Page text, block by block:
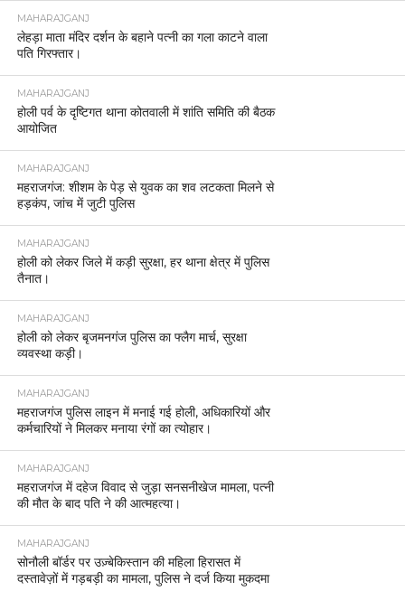
MAHARAJGANJ
लेहड़ा माता मंदिर दर्शन के बहाने पत्नी का गला काटने वाला
पति गिरफ्तार।
MAHARAJGANJ
होली पर्व के दृष्टिगत थाना कोतवाली में शांति समिति की बैठक
आयोजित
MAHARAJGANJ
महराजगंज: शीशम के पेड़ से युवक का शव लटकता मिलने से
हड़कंप, जांच में जुटी पुलिस
MAHARAJGANJ
होली को लेकर जिले में कड़ी सुरक्षा, हर थाना क्षेत्र में पुलिस
तैनात।
MAHARAJGANJ
होली को लेकर बृजमनगंज पुलिस का फ्लैग मार्च, सुरक्षा
व्यवस्था कड़ी।
MAHARAJGANJ
महराजगंज पुलिस लाइन में मनाई गई होली, अधिकारियों और
कर्मचारियों ने मिलकर मनाया रंगों का त्योहार।
MAHARAJGANJ
महराजगंज में दहेज विवाद से जुड़ा सनसनीखेज मामला, पत्नी
की मौत के बाद पति ने की आत्महत्या।
MAHARAJGANJ
सोनौली बॉर्डर पर उज़्बेकिस्तान की महिला हिरासत में
दस्तावेज़ों में गड़बड़ी का मामला, पुलिस ने दर्ज किया मुकदमा